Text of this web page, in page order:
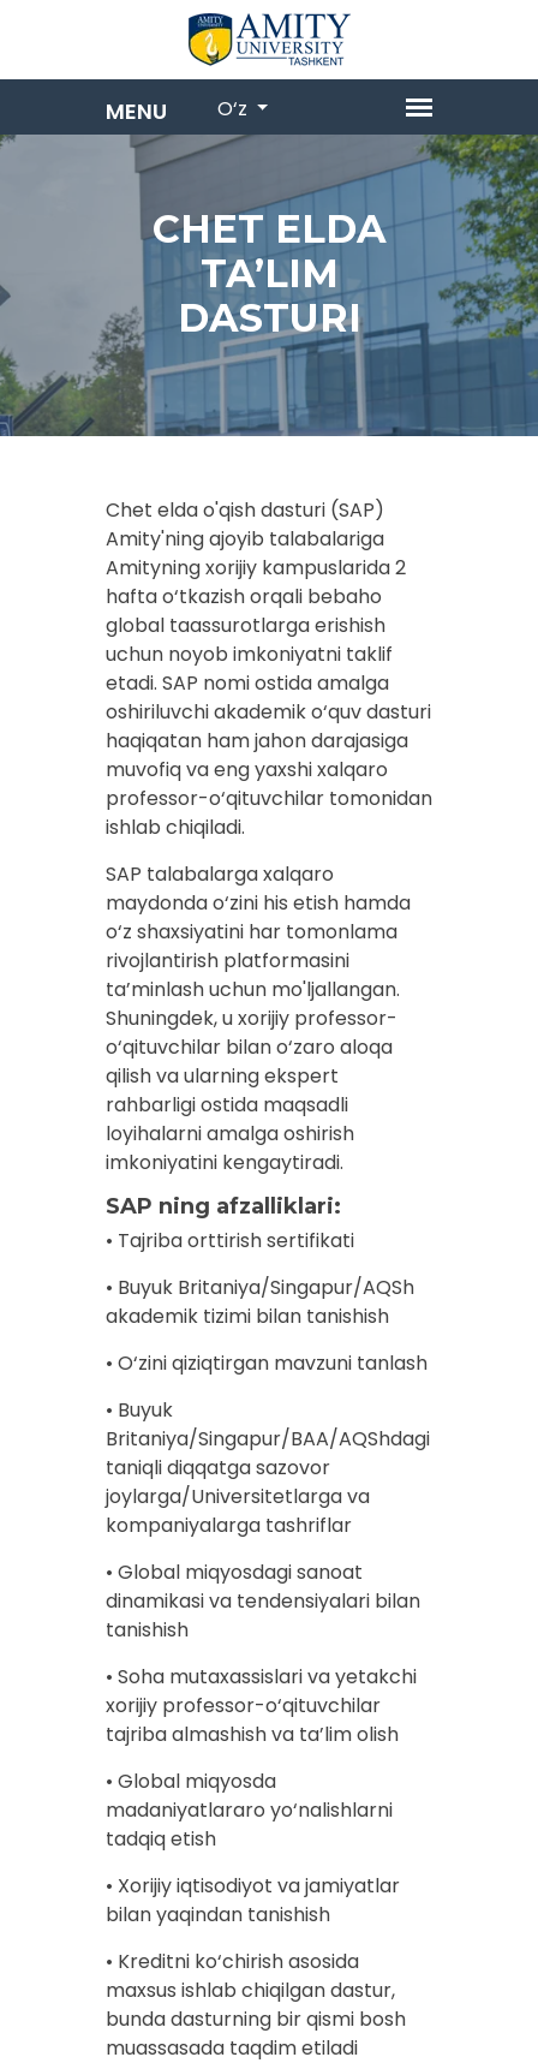
O‘z
CHET ELDA
TA’LIM
DASTURI
Chet elda o'qish dasturi (SAP)
Amity'ning ajoyib talabalariga
Amityning xorijiy kampuslarida 2
hafta o‘tkazish orqali bebaho
global taassurotlarga erishish
uchun noyob imkoniyatni taklif
etadi. SAP nomi ostida amalga
oshiriluvchi akademik o‘quv dasturi
haqiqatan ham jahon darajasiga
muvofiq va eng yaxshi xalqaro
professor-o‘qituvchilar tomonidan
ishlab chiqiladi.
SAP talabalarga xalqaro
maydonda o‘zini his etish hamda
o‘z shaxsiyatini har tomonlama
rivojlantirish platformasini
ta’minlash uchun mo'ljallangan.
Shuningdek, u xorijiy professor-
o‘qituvchilar bilan o‘zaro aloqa
qilish va ularning ekspert
rahbarligi ostida maqsadli
loyihalarni amalga oshirish
imkoniyatini kengaytiradi.
SAP ning afzalliklari:
• Tajriba orttirish sertifikati
• Buyuk Britaniya/Singapur/AQSh
akademik tizimi bilan tanishish
• O‘zini qiziqtirgan mavzuni tanlash
• Buyuk
Britaniya/Singapur/BAA/AQShdagi
taniqli diqqatga sazovor
joylarga/Universitetlarga va
kompaniyalarga tashriflar
• Global miqyosdagi sanoat
dinamikasi va tendensiyalari bilan
tanishish
• Soha mutaxassislari va yetakchi
xorijiy professor-o‘qituvchilar
tajriba almashish va ta’lim olish
• Global miqyosda
madaniyatlararo yo‘nalishlarni
tadqiq etish
• Xorijiy iqtisodiyot va jamiyatlar
bilan yaqindan tanishish
• Kreditni ko‘chirish asosida
maxsus ishlab chiqilgan dastur,
bunda dasturning bir qismi bosh
muassasada taqdim etiladi